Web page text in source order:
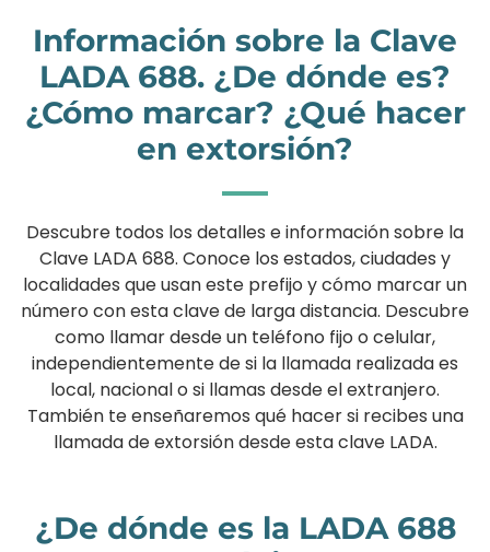
Información sobre la Clave
LADA 688. ¿De dónde es?
¿Cómo marcar? ¿Qué hacer
en extorsión?
Descubre todos los detalles e información sobre la
Clave LADA 688. Conoce los estados, ciudades y
localidades que usan este prefijo y cómo marcar un
número con esta clave de larga distancia. Descubre
como llamar desde un teléfono fijo o celular,
independientemente de si la llamada realizada es
local, nacional o si llamas desde el extranjero.
También te enseñaremos qué hacer si recibes una
llamada de extorsión desde esta clave LADA.
¿De dónde es la LADA 688